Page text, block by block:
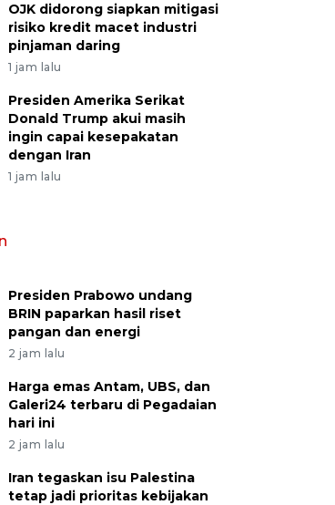
OJK didorong siapkan mitigasi
risiko kredit macet industri
pinjaman daring
1 jam lalu
Presiden Amerika Serikat
Donald Trump akui masih
ingin capai kesepakatan
dengan Iran
1 jam lalu
Presiden Prabowo undang
BRIN paparkan hasil riset
pangan dan energi
2 jam lalu
Harga emas Antam, UBS, dan
Galeri24 terbaru di Pegadaian
hari ini
2 jam lalu
Iran tegaskan isu Palestina
tetap jadi prioritas kebijakan